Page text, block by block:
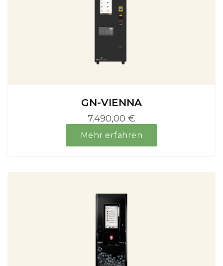
GN-VIENNA
7.490,00 €
Mehr erfahren